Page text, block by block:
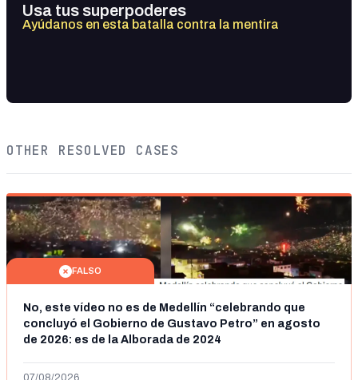
Usa tus superpoderes
Ayúdanos en esta batalla contra la mentira
OTHER RESOLVED CASES
FALSO
No, este vídeo no es de Medellín “celebrando que
concluyó el Gobierno de Gustavo Petro” en agosto
de 2026: es de la Alborada de 2024
07/08/2026